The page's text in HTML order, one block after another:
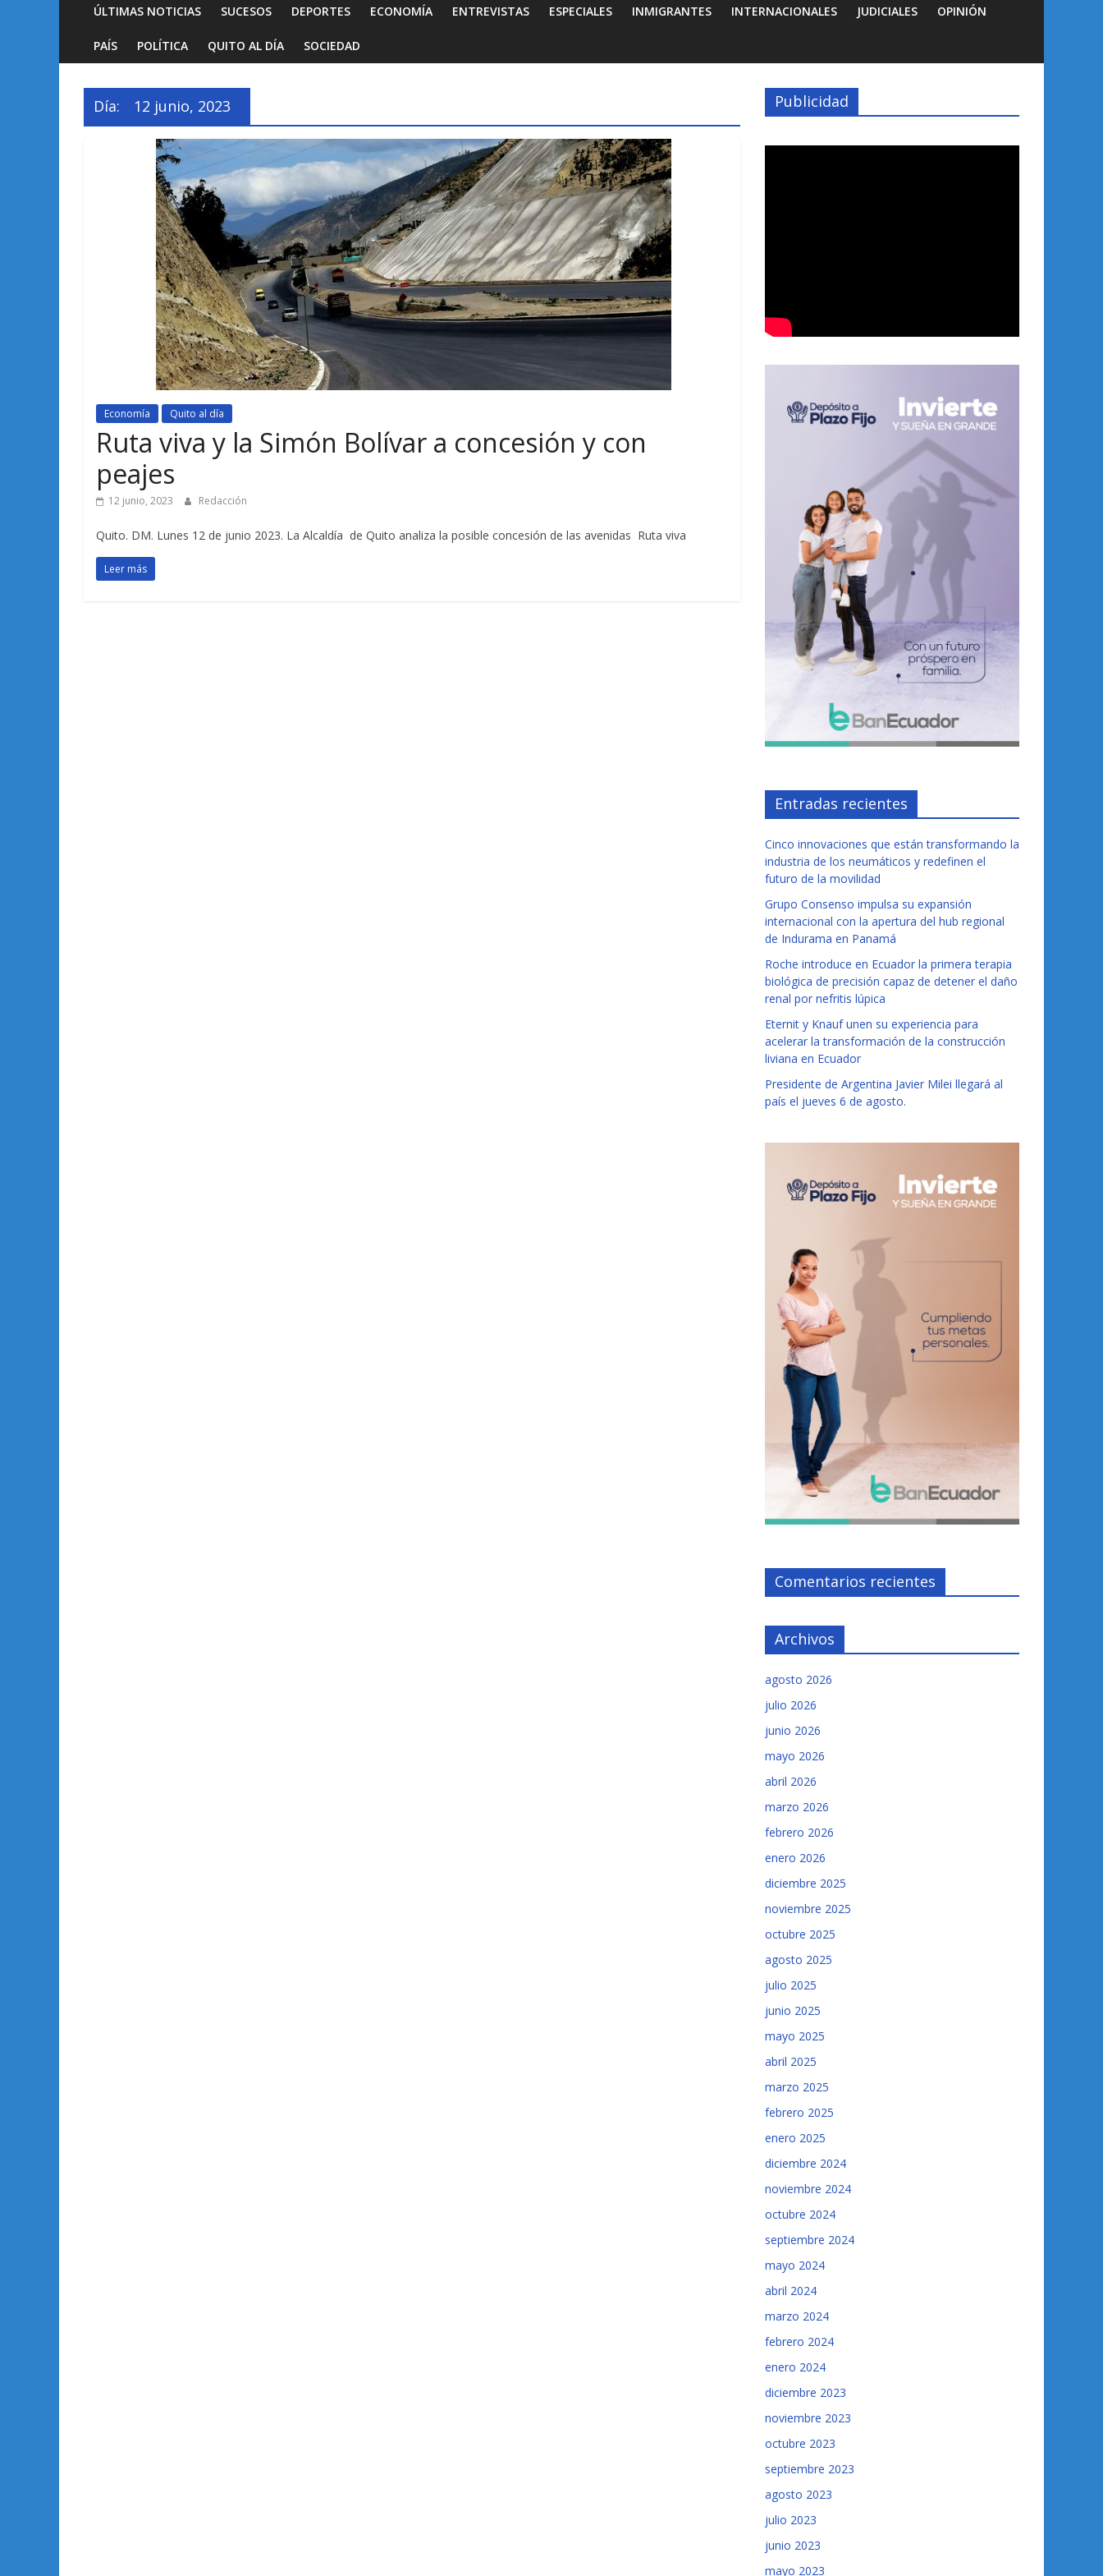
ÚLTIMAS NOTICIAS SUCESOS DEPORTES ECONOMÍA ENTREVISTAS ESPECIALES INMIGRANTES INTERNACIONALES JUDICIALES OPINIÓN
PAÍS POLÍTICA QUITO AL DÍA SOCIEDAD
Día: 12 junio, 2023
Economía Quito al día
Ruta viva y la Simón Bolívar a concesión y con
peajes
12 junio, 2023 Redacción
Quito. DM. Lunes 12 de junio 2023. La Alcaldía de Quito analiza la posible concesión de las avenidas Ruta viva
Leer más
Publicidad
Entradas recientes
Cinco innovaciones que están transformando la
industria de los neumáticos y redefinen el
futuro de la movilidad
Grupo Consenso impulsa su expansión
internacional con la apertura del hub regional
de Indurama en Panamá
Roche introduce en Ecuador la primera terapia
biológica de precisión capaz de detener el daño
renal por nefritis lúpica
Eternit y Knauf unen su experiencia para
acelerar la transformación de la construcción
liviana en Ecuador
Presidente de Argentina Javier Milei llegará al
país el jueves 6 de agosto.
Comentarios recientes
Archivos
agosto 2026
julio 2026
junio 2026
mayo 2026
abril 2026
marzo 2026
febrero 2026
enero 2026
diciembre 2025
noviembre 2025
octubre 2025
agosto 2025
julio 2025
junio 2025
mayo 2025
abril 2025
marzo 2025
febrero 2025
enero 2025
diciembre 2024
noviembre 2024
octubre 2024
septiembre 2024
mayo 2024
abril 2024
marzo 2024
febrero 2024
enero 2024
diciembre 2023
noviembre 2023
octubre 2023
septiembre 2023
agosto 2023
julio 2023
junio 2023
mayo 2023